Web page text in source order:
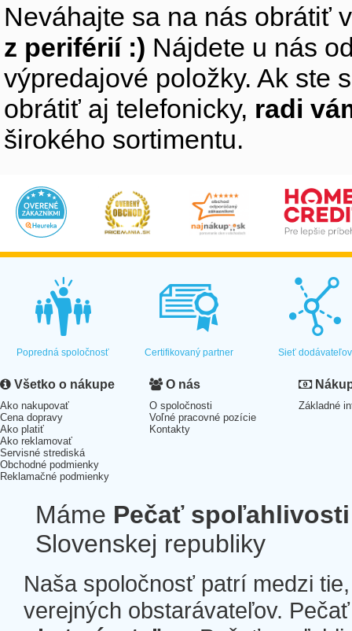
Neváhajte sa na nás obrátiť
z periférií :) Nájdete u nás
výpredajové položky. Ak ste
obrátiť aj telefonicky, radi
širokého sortimentu.
Popredná spoločnosť Certifikovaný partner Sieť dodávateľov
Všetko o nákupe
Ako nakupovať
Cena dopravy
Ako platiť
Ako reklamovať
Servisné strediská
Obchodné podmienky
Reklamačné podmienky
O nás
O spoločnosti
Voľné pracovné pozície
Kontakty
Základné
Máme Pečať spoľahlivosti
Slovenskej republiky
Naša spoločnosť patrí medzi
verejných obstarávateľov.